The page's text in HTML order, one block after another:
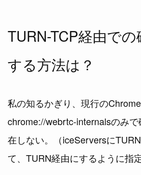
TURN-TCP経由で
する方法は？
私の知るかぎり、現行の
chrome://webrtc-internalsのみ
在しない。（iceServersに
て、TURN経由にするように指